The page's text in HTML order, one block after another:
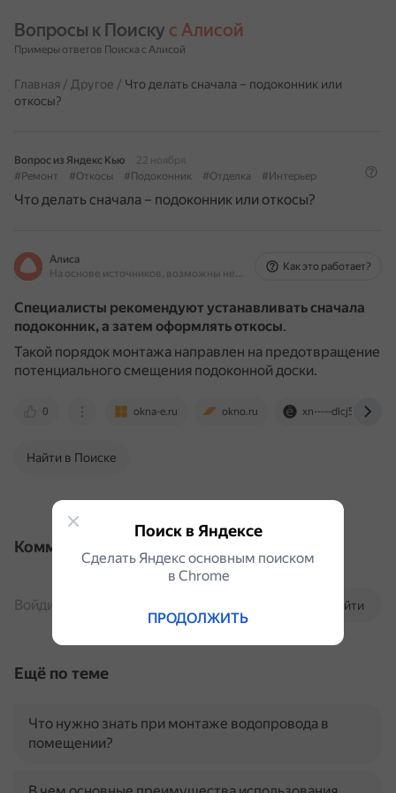
Вопросы к Поиску с Алисой
Примеры ответов Поиска с Алисой
Главная / Другое / Что делать сначала – подоконник или
откосы?
Вопрос из Яндекс Кью
22 ноября
#Ремонт
#Откосы #Подоконник #Отделка #Интерьер
Что делать сначала – подоконник или откосы?
Алиса
На основе источников, возможны неточности
Как это работает?
Специалисты рекомендуют устанавливать сначала
подоконник, а затем оформлять откосы.
Такой порядок монтажа направлен на предотвращение
потенциального смещения подоконной доски.
0 okna-e.ru okno.ru xn-----
Найти в Поиске
Комментарии
Войти
Войдите, чтобы комментировать
Ещё по теме
Что нужно знать при монтаже водопровода в
помещении?
Поиск в Яндексе
Сделать Яндекс основным поиском
в Сhrome
ПРОДОЛЖИТЬ